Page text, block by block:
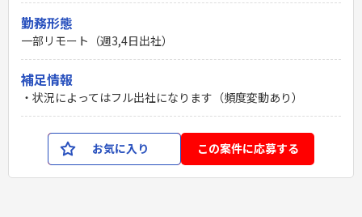
勤務形態
一部リモート（週3,4日出社）
補足情報
・状況によってはフル出社になります（頻度変動あり）
お気に入り この案件に応募する